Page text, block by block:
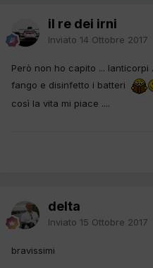
il re dei irni
Inviato 14 Ottobre 2017
Però non ho capito ...
fango e disinfetto i batteri
così la vita mi piace ....
delta
Inviato 15 Ottobre 2017
bravissimi